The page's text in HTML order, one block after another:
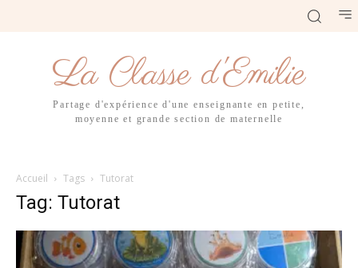
La Classe d'Emilie
Partage d'expérience d'une enseignante en petite,
moyenne et grande section de maternelle
Accueil Tags Tutorat
Tag: Tutorat